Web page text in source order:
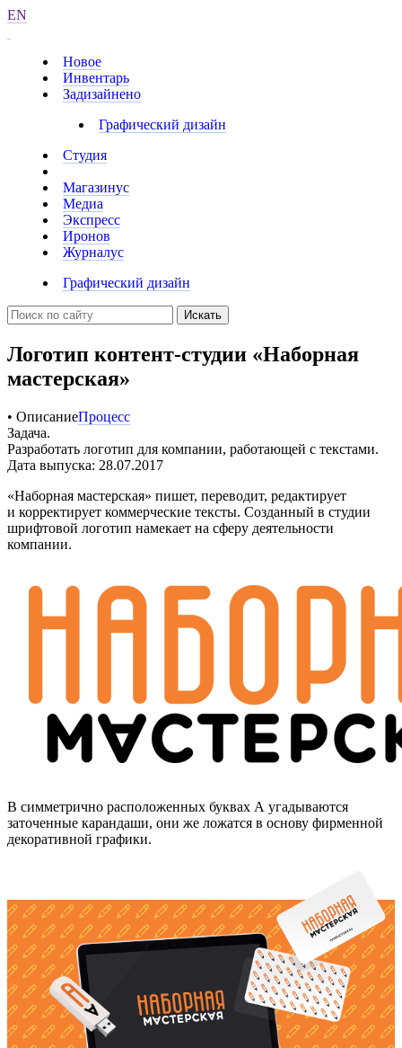
EN
Новое
Инвентарь
Задизайнено
Графический дизайн
Студия
Магазинус
Медиа
Экспресс
Иронов
Журналус
Графический дизайн
Искать
Логотип контент-студии «Наборная
мастерская»
• ОписаниеПроцесс
Задача.
Разработать логотип для компании, работающей с текстами.
Дата выпуска: 28.07.2017
«Наборная мастерская» пишет, переводит, редактирует
и корректирует коммерческие тексты. Созданный в студии
шрифтовой логотип намекает на сферу деятельности
компании.
В симметрично расположенных буквах А угадываются
заточенные карандаши, они же ложатся в основу фирменной
декоративной графики.